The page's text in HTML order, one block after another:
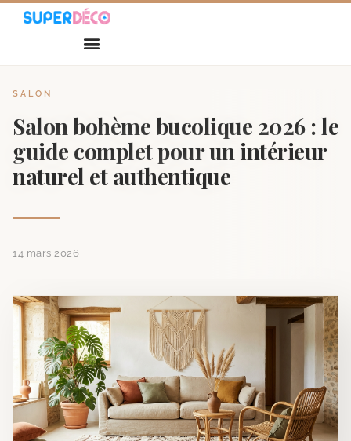
SALON
Salon bohème bucolique 2026 : le
guide complet pour un intérieur
naturel et authentique
14 mars 2026